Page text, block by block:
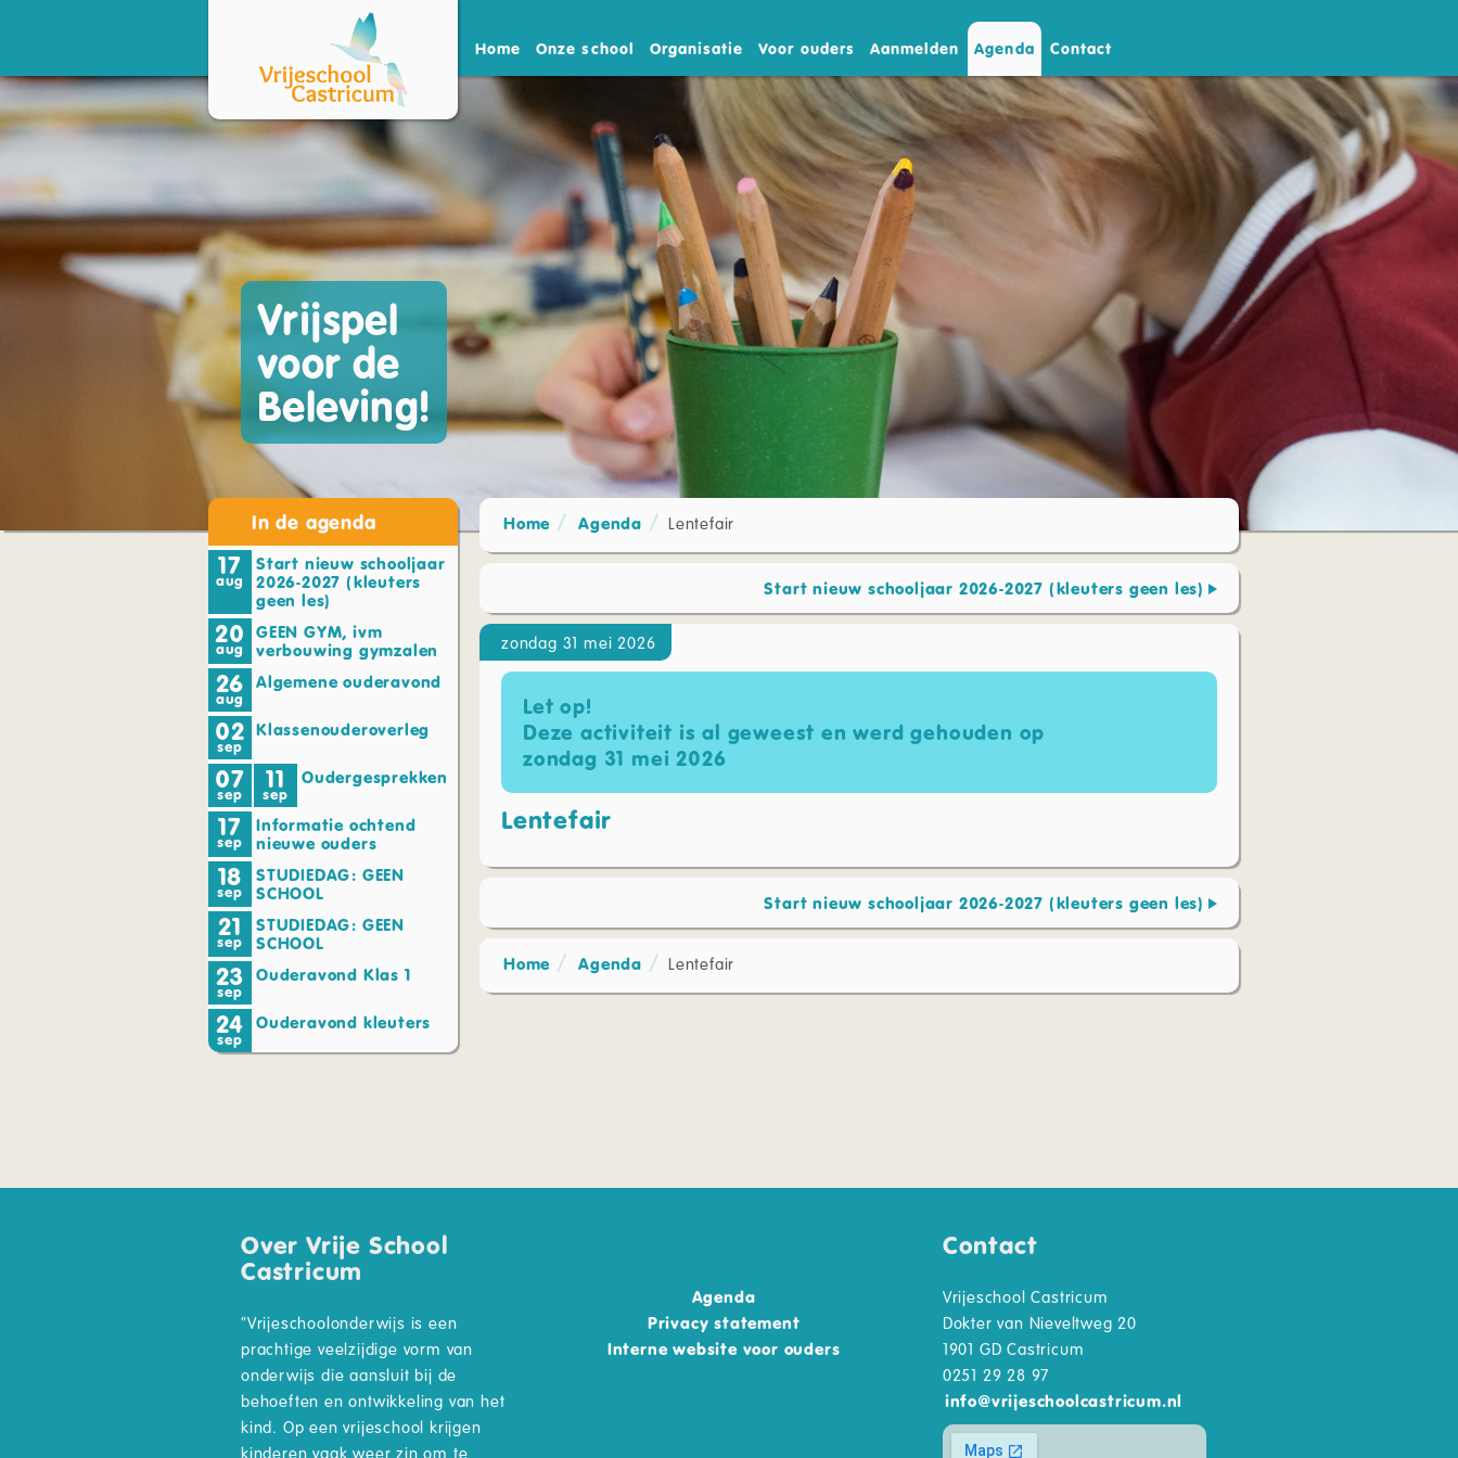
Home Onze school Organisatie Voor ouders Aanmelden Agenda Contact
Vrijspel
voor de
Beleving!
Home Agenda Lentefair
Start nieuw schooljaar 2026-2027 (kleuters geen les)
zondag 31 mei 2026
Let op!
Deze activiteit is al geweest en werd gehouden op
zondag 31 mei 2026
Lentefair
Start nieuw schooljaar 2026-2027 (kleuters geen les)
Home Agenda Lentefair
In de agenda
17
aug
Start nieuw schooljaar
2026-2027 (kleuters
geen les)
20
aug
GEEN GYM, ivm
verbouwing gymzalen
26
aug
Algemene ouderavond
02
sep
Klassenouderoverleg
07
sep 11
sep
Oudergesprekken
17
sep
Informatie ochtend
nieuwe ouders
18
sep
STUDIEDAG: GEEN
SCHOOL
21
sep
STUDIEDAG: GEEN
SCHOOL
23
sep
Ouderavond Klas 1
24
sep
Ouderavond kleuters
Over Vrije School
Castricum
"Vrijeschoolonderwijs is een
prachtige veelzijdige vorm van
onderwijs die aansluit bij de
behoeften en ontwikkeling van het
kind. Op een vrijeschool krijgen
kinderen vaak weer zin om te
Agenda
Privacy statement
Interne website voor ouders
Contact
Vrijeschool Castricum
Dokter van Nieveltweg 20
1901 GD Castricum
0251 29 28 97
info@vrijeschoolcastricum.nl